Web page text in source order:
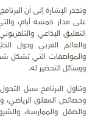
وتجدر الإشارة إلى أن
على مدار خمسة أيام،
التعليق الإذاعي
والعالم العربي ودول
والمواصفات التي تشكل
ووسائل التحضير له.
وتناول البرنامج سبل
وخصائص المعلق الرياضي،
والصقل والممارسة،